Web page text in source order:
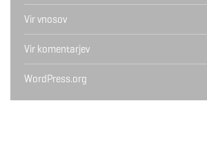
Vir vnosov
Vir komentarjev
WordPress.org